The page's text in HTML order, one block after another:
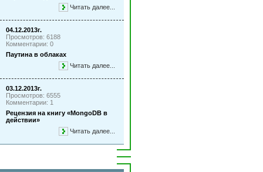
Читать далее...
04.12.2013г.
Просмотров: 6188
Комментарии: 0
Паутина в облаках
Читать далее...
03.12.2013г.
Просмотров: 6555
Комментарии: 1
Рецензия на книгу «MongoDB в
действии»
Читать далее...